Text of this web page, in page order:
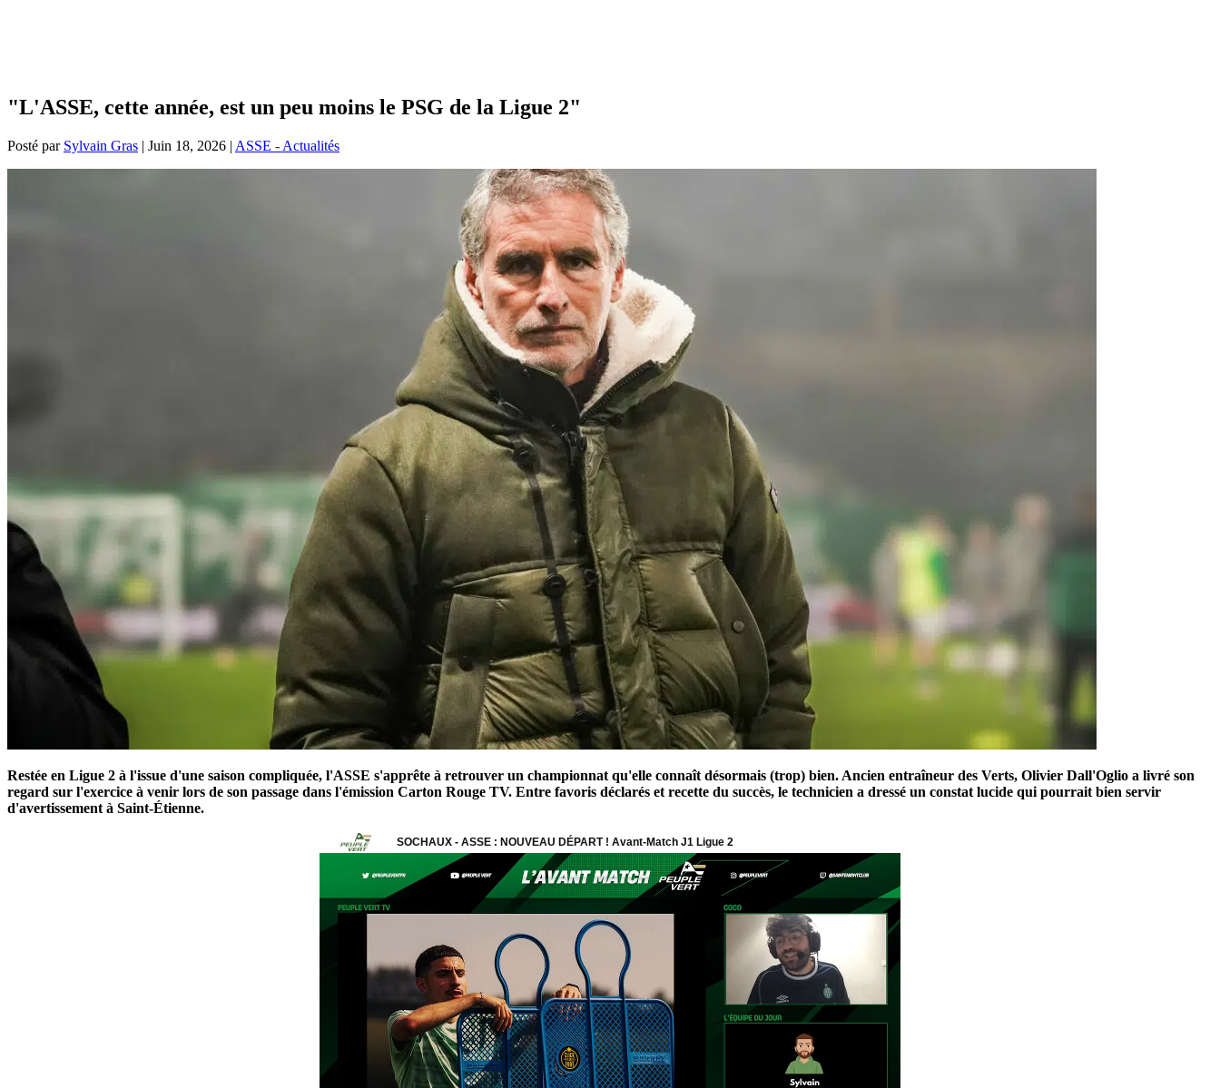
"L'ASSE, cette année, est un peu moins le PSG de la Ligue 2"
Posté par Sylvain Gras | Juin 18, 2026 | ASSE - Actualités
Restée en Ligue 2 à l'issue d'une saison compliquée, l'ASSE s'apprête à retrouver un championnat qu'elle connaît désormais (trop) bien. Ancien entraîneur des Verts, Olivier Dall'Oglio a livré son
regard sur l'exercice à venir lors de son passage dans l'émission Carton Rouge TV. Entre favoris déclarés et recette du succès, le technicien a dressé un constat lucide qui pourrait bien servir
d'avertissement à Saint-Étienne.